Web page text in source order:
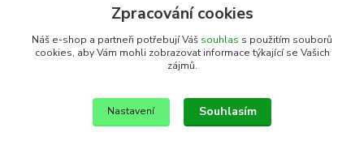
Jak nakupovat
Zpracování cookies
Náš e-shop a partneři potřebují Váš souhlas s použitím souborů
cookies, aby Vám mohli zobrazovat informace týkající se Vašich
zájmů.
Nastavení Souhlasím